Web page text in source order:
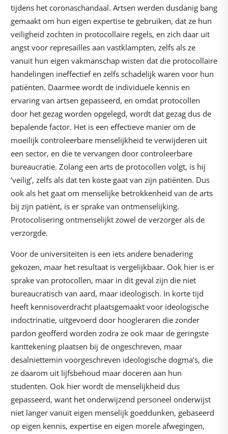
tijdens het coronaschandaal. Artsen werden dusdanig bang
gemaakt om hun eigen expertise te gebruiken, dat ze hun
veiligheid zochten in protocollaire regels, en zich daar uit
angst voor represailles aan vastklampten, zelfs als ze
vanuit hun eigen vakmanschap wisten dat die protocollaire
handelingen ineffectief en zelfs schadelijk waren voor hun
patiënten. Daarmee wordt de individuele kennis en
ervaring van artsen gepasseerd, en omdat protocollen
door het gezag worden opgelegd, wordt dat gezag dus de
bepalende factor. Het is een effectieve manier om de
moeilijk controleerbare menselijkheid te verwijderen uit
een sector, en die te vervangen door controleerbare
bureaucratie. Zolang een arts de protocollen volgt, is hij
‘veilig’, zelfs als dat ten koste gaat van zijn patiënten. Dus
ook als het gaat om menselijke betrokkenheid van de arts
bij zijn patiënt, is er sprake van ontmenselijking.
Protocolisering ontmenselijkt zowel de verzorger als de
verzorgde.
Voor de universiteiten is een iets andere benadering
gekozen, maar het resultaat is vergelijkbaar. Ook hier is er
sprake van protocollen, maar in dit geval zijn die niet
bureaucratisch van aard, maar ideologisch. In korte tijd
heeft kennisoverdracht plaatsgemaakt voor ideologische
indoctrinatie, uitgevoerd door hoogleraren die zonder
pardon geofferd worden zodra ze ook maar de geringste
kanttekening plaatsen bij de ongeschreven, maar
desalniettemin voorgeschreven ideologische dogma’s, die
ze daarom uit lijfsbehoud maar doceren aan hun
studenten. Ook hier wordt de menselijkheid dus
gepasseerd, want het onderwijzend personeel onderwijst
niet langer vanuit eigen menselijk goeddunken, gebaseerd
op eigen kennis, expertise en eigen morele afwegingen,